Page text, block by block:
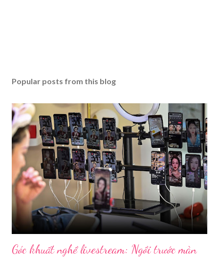
Popular posts from this blog
Góc khuất nghề livestream: Ngồi trước màn